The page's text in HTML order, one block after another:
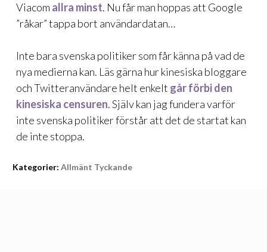
Viacom allra minst. Nu får man hoppas att Google
”råkar” tappa bort användardatan…
Inte bara svenska politiker som får känna på vad de
nya medierna kan. Läs gärna hur kinesiska bloggare
och Twitteranvändare helt enkelt går förbi den
kinesiska censuren. Själv kan jag fundera varför
inte svenska politiker förstår att det de startat kan
de inte stoppa.
Kategorier: Allmänt Tyckande